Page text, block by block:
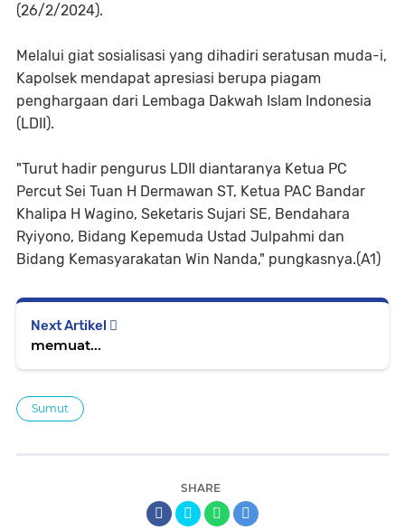
(26/2/2024).
Melalui giat sosialisasi yang dihadiri seratusan muda-i,
Kapolsek mendapat apresiasi berupa piagam
penghargaan dari Lembaga Dakwah Islam Indonesia
(LDII).
"Turut hadir pengurus LDII diantaranya Ketua PC
Percut Sei Tuan H Dermawan ST, Ketua PAC Bandar
Khalipa H Wagino, Seketaris Sujari SE, Bendahara
Ryiyono, Bidang Kepemuda Ustad Julpahmi dan
Bidang Kemasyarakatan Win Nanda," pungkasnya.(A1)
Next Artikel
memuat...
Sumut
SHARE